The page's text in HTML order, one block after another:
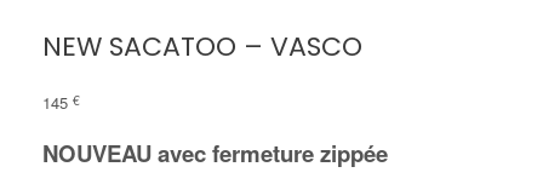
NEW SACATOO – VASCO
145 €
NOUVEAU avec fermeture zippée